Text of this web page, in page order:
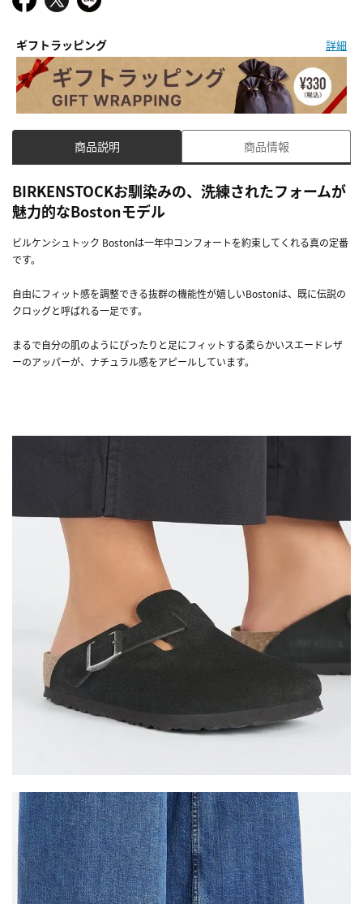
ギフトラッピング 詳細
商品説明 商品情報
BIRKENSTOCKお馴染みの、洗練されたフォームが
魅力的なBostonモデル
ビルケンシュトック Bostonは一年中コンフォートを約束してくれる真の定番
です。
自由にフィット感を調整できる抜群の機能性が嬉しいBostonは、既に伝説の
クロッグと呼ばれる一足です。
まるで自分の肌のようにぴったりと足にフィットする柔らかいスエードレザ
ーのアッパーが、ナチュラル感をアピールしています。